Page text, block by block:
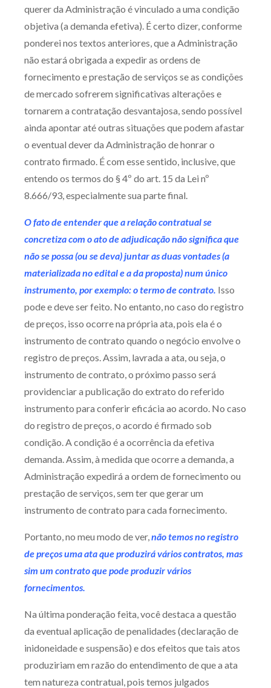
querer da Administração é vinculado a uma condição
objetiva (a demanda efetiva). É certo dizer, conforme
ponderei nos textos anteriores, que a Administração
não estará obrigada a expedir as ordens de
fornecimento e prestação de serviços se as condições
de mercado sofrerem significativas alterações e
tornarem a contratação desvantajosa, sendo possível
ainda apontar até outras situações que podem afastar
o eventual dever da Administração de honrar o
contrato firmado. É com esse sentido, inclusive, que
entendo os termos do § 4º do art. 15 da Lei nº
8.666/93, especialmente sua parte final.
O fato de entender que a relação contratual se
concretiza com o ato de adjudicação não significa que
não se possa (ou se deva) juntar as duas vontades (a
materializada no edital e a da proposta) num único
instrumento, por exemplo: o termo de contrato. Isso
pode e deve ser feito. No entanto, no caso do registro
de preços, isso ocorre na própria ata, pois ela é o
instrumento de contrato quando o negócio envolve o
registro de preços. Assim, lavrada a ata, ou seja, o
instrumento de contrato, o próximo passo será
providenciar a publicação do extrato do referido
instrumento para conferir eficácia ao acordo. No caso
do registro de preços, o acordo é firmado sob
condição. A condição é a ocorrência da efetiva
demanda. Assim, à medida que ocorre a demanda, a
Administração expedirá a ordem de fornecimento ou
prestação de serviços, sem ter que gerar um
instrumento de contrato para cada fornecimento.
Portanto, no meu modo de ver,não temos no registro
de preços uma ata que produzirá vários contratos, mas
sim um contrato que pode produzir vários
fornecimentos.
Na última ponderação feita, você destaca a questão
da eventual aplicação de penalidades (declaração de
inidoneidade e suspensão) e dos efeitos que tais atos
produziriam em razão do entendimento de que a ata
tem natureza contratual, pois temos julgados